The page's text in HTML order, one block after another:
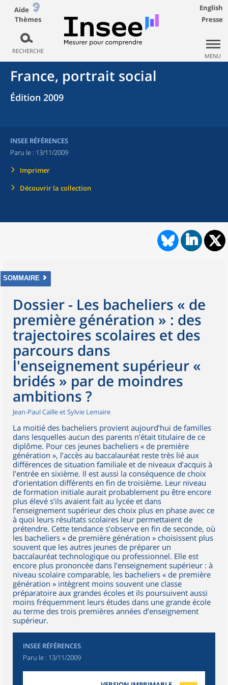
Aide
Thèmes
RECHERCHE
English
Presse
MENU
France, portrait social
Édition 2009
INSEE RÉFÉRENCES
Paru le : 13/11/2009
Imprimer
Découvrir la collection
SOMMAIRE
Dossier - Les bacheliers « de
première génération » : des
trajectoires scolaires et des
parcours dans
l'enseignement supérieur «
bridés » par de moindres
ambitions ?
Jean-Paul Caille et Sylvie Lemaire
La moitié des bacheliers provient aujourd’hui de familles
dans lesquelles aucun des parents n’était titulaire de ce
diplôme. Pour ces jeunes bacheliers « de première
génération », l’accès au baccalauréat reste très lié aux
différences de situation familiale et de niveaux d’acquis à
l’entrée en sixième. Il est aussi la conséquence de choix
d’orientation différents en fin de troisième. Leur niveau
de formation initiale aurait probablement pu être encore
plus élevé s’ils avaient fait au lycée et dans
l’enseignement supérieur des choix plus en phase avec ce
à quoi leurs résultats scolaires leur permettaient de
prétendre. Cette tendance s’observe en fin de seconde, où
les bacheliers « de première génération » choisissent plus
souvent que les autres jeunes de préparer un
baccalauréat technologique ou professionnel. Elle est
encore plus prononcée dans l’enseignement supérieur : à
niveau scolaire comparable, les bacheliers « de première
génération » intègrent moins souvent une classe
préparatoire aux grandes écoles et ils poursuivent aussi
moins fréquemment leurs études dans une grande école
au terme des trois premières années d’enseignement
supérieur.
INSEE RÉFÉRENCES
Paru le : 13/11/2009